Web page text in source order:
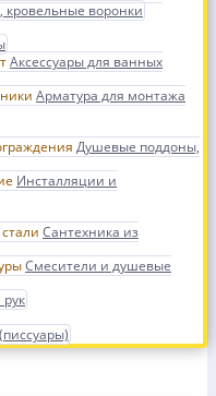
воронки
Аксессуары для ванных
Арматура для монтажа
Душевые поддоны,
Инсталляции и
Сантехника из
Смесители и душевые